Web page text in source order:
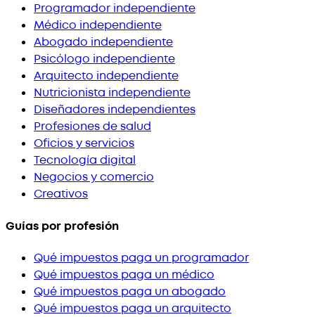
Programador independiente
Médico independiente
Abogado independiente
Psicólogo independiente
Arquitecto independiente
Nutricionista independiente
Diseñadores independientes
Profesiones de salud
Oficios y servicios
Tecnología digital
Negocios y comercio
Creativos
Guías por profesión
Qué impuestos paga un programador
Qué impuestos paga un médico
Qué impuestos paga un abogado
Qué impuestos paga un arquitecto